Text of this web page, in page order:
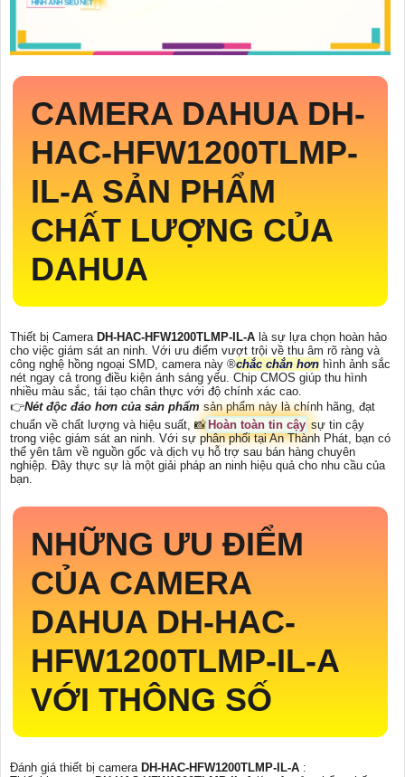
CAMERA DAHUA DH-
HAC-HFW1200TLMP-
IL-A SẢN PHẨM
CHẤT LƯỢNG CỦA
DAHUA
Thiết bị Camera DH-HAC-HFW1200TLMP-IL-A là sự lựa chọn hoàn hảo
cho việc giám sát an ninh. Với ưu điểm vượt trội về thu âm rõ ràng và
công nghệ hồng ngoại SMD, camera này ®️chắc chắn hơn hình ảnh sắc
nét ngay cả trong điều kiện ánh sáng yếu. Chip CMOS giúp thu hình
nhiều màu sắc, tái tạo chân thực với độ chính xác cao.
👉Nét độc đáo hơn của sản phẩm sản phẩm này là chính hãng, đạt
chuẩn về chất lượng và hiệu suất, 📸 Hoàn toàn tin cậy sự tin cậy
trong việc giám sát an ninh. Với sự phân phối tại An Thành Phát, bạn có
thể yên tâm về nguồn gốc và dịch vụ hỗ trợ sau bán hàng chuyên
nghiệp. Đây thực sự là một giải pháp an ninh hiệu quả cho nhu cầu của
bạn.
NHỮNG ƯU ĐIỂM
CỦA CAMERA
DAHUA DH-HAC-
HFW1200TLMP-IL-A
VỚI THÔNG SỐ
Đánh giá thiết bị camera DH-HAC-HFW1200TLMP-IL-A :